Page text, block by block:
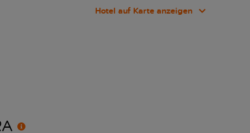
Hotel auf Karte anzeigen